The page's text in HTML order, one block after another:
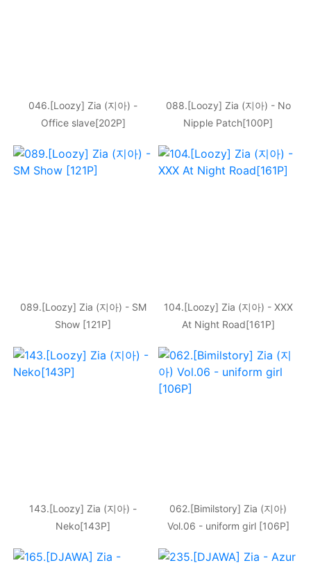
046.[Loozy] Zia (지아) -
Office slave[202P]
088.[Loozy] Zia (지아) - No
Nipple Patch[100P]
089.[Loozy] Zia (지아) - SM
Show [121P]
104.[Loozy] Zia (지아) - XXX
At Night Road[161P]
143.[Loozy] Zia (지아) -
Neko[143P]
062.[Bimilstory] Zia (지아)
Vol.06 - uniform girl [106P]